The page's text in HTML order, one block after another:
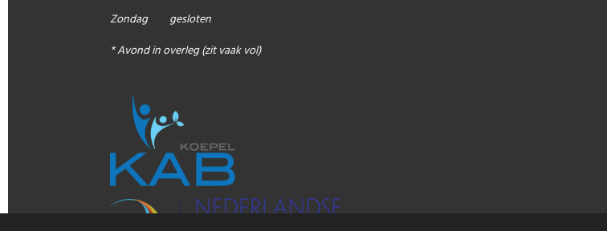
Zondag gesloten
* Avond in overleg (zit vaak vol)